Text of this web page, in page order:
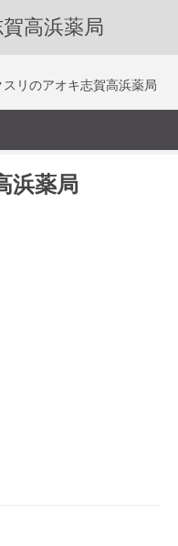
高浜薬局
スリのアオキ志賀高浜薬局
浜薬局